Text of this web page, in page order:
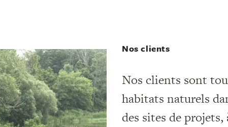
Nos clients
Nos clients sont
habitats naturels
des sites de